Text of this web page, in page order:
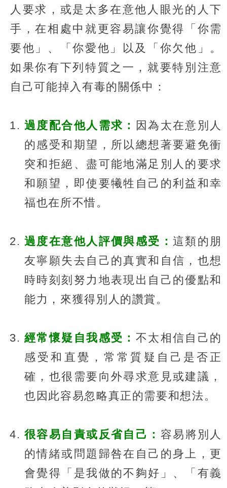
人要求，或是太多在意他人眼光的人下
手，在相處中就更容易讓你覺得「你需
要他」、「你愛他」以及「你欠他」。
如果你有下列特質之一，就要特別注意
自己可能掉入有毒的關係中：
過度配合他人需求： 因為太在意別人
的感受和期望，所以總想著要避免衝
突和拒絕、盡可能地滿足別人的要求
和願望，即使要犧牲自己的利益和幸
福也在所不惜。
過度在意他人評價與感受：這類的朋
友寧願失去自己的真實和自信，也想
時時刻刻努力地表現出自己的優點和
能力，來獲得別人的讚賞。
經常懷疑自我感受： 不太相信自己的
感受和直覺，常常質疑自己是否正
確，也很需要向外尋求意見或建議，
也因此容易忽略真正的需要和想法。
很容易自責或反省自己： 容易將別人
的情緒或問題歸咎在自己的身上，更
會覺得「是我做的不夠好」、「有義